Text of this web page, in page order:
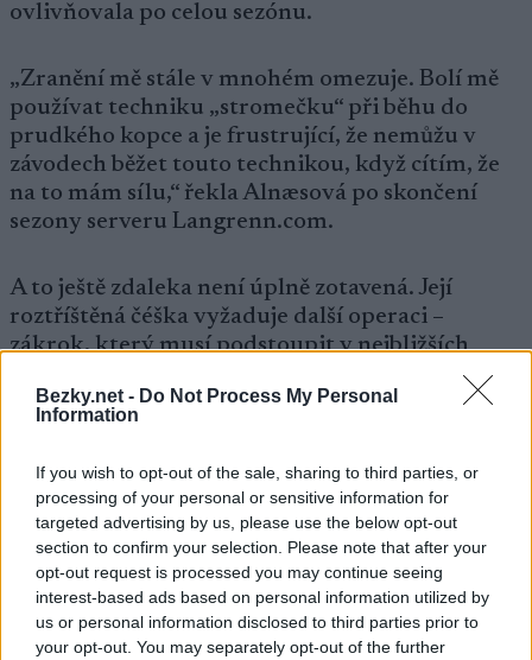
Bezky.net - Do Not Process My Personal
Information
If you wish to opt-out of the sale, sharing to third parties, or
processing of your personal or sensitive information for
targeted advertising by us, please use the below opt-out
section to confirm your selection. Please note that after your
opt-out request is processed you may continue seeing
interest-based ads based on personal information utilized by
us or personal information disclosed to third parties prior to
your opt-out. You may separately opt-out of the further
ovlivňovala po celou sezónu.
„Zranění mě stále v mnohém omezuje. Bolí mě
používat techniku „stromečku“ při běhu do
prudkého kopce a je frustrující, že nemůžu v
závodech běžet touto technikou, když cítím, že
na to mám sílu,“ řekla Alnæsová po skončení
sezony serveru Langrenn.com.
A to ještě zdaleka není úplně zotavená. Její
roztříštěná čéška vyžaduje další operaci –
zákrok, který musí podstoupit v nejbližších
do toho jít a trochu to vyčistit. Vyjmout šrouby a
destičky a tak. Uděláme nějaká vyšetření, a
jakmile skončí sezona, vyhodnotíme situaci a na
základě toho vytvoříme plán. Ale věřím, že
tentokrát nebude rehabilitace tak rozsáhlá, jako
byla po loňském zranění.“